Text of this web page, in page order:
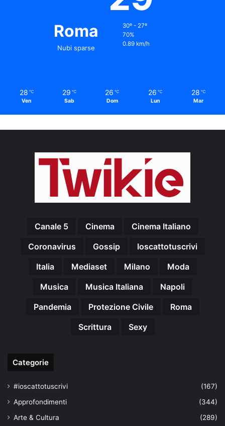
Roma
Nubi sparse
30º - 27º
70%
0.89 km/h
28 ℃
Ven
29 ℃
Sab
26 ℃
Dom
26 ℃
Lun
28 ℃
Mar
Canale 5 Cinema
Cinema Italiano
Coronavirus
Gossip
Ioscattotuscrivi
Italia
Mediaset Milano
Moda
Musica
Musica Italiana
Napoli
Pandemia
Protezione Civile
Roma
Scrittura
Sexy
Categorie
#ioscattotuscrivi
(167)
Approfondimenti
(344)
Arte & Cultura
(289)